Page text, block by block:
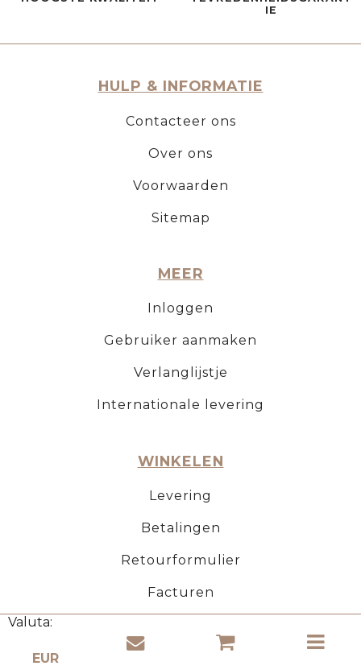
Valuta:
IE
HULP & INFORMATIE
Contacteer ons
Over ons
Voorwaarden
Sitemap
MEER
Inloggen
Gebruiker aanmaken
Verlanglijstje
Internationale levering
WINKELEN
Levering
Betalingen
Retourformulier
Facturen
KURK PRODUCTEN